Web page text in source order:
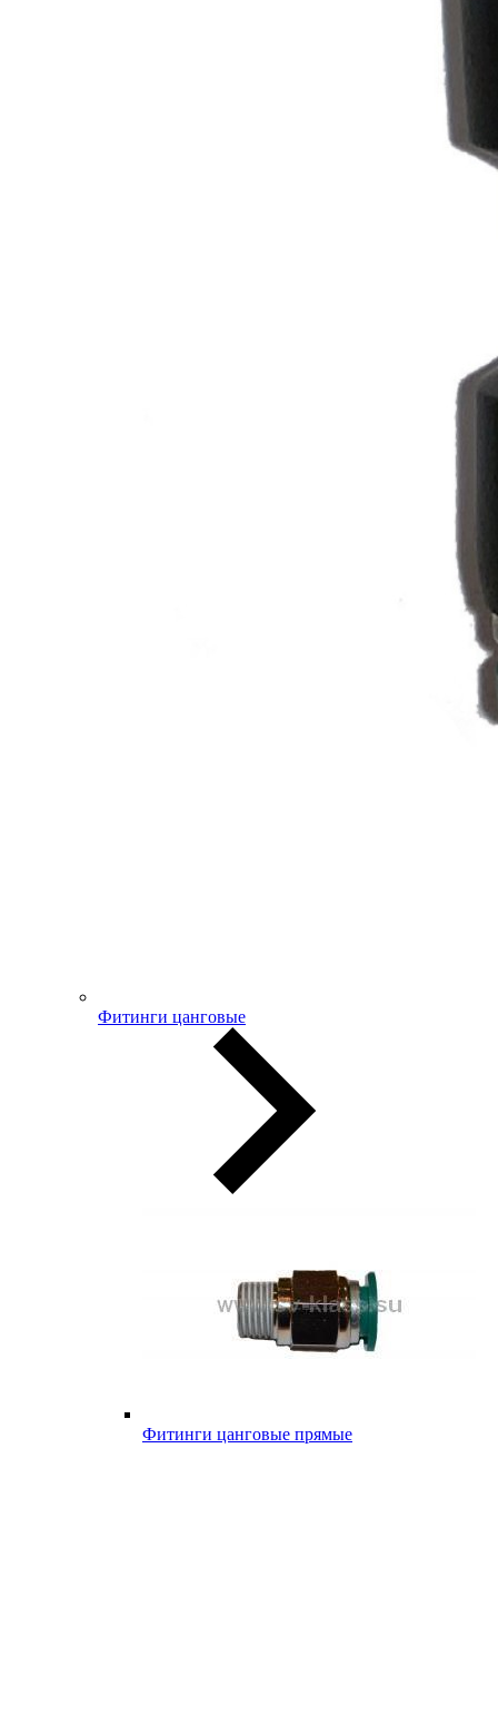
Фитинги цанговые
Фитинги цанговые прямые